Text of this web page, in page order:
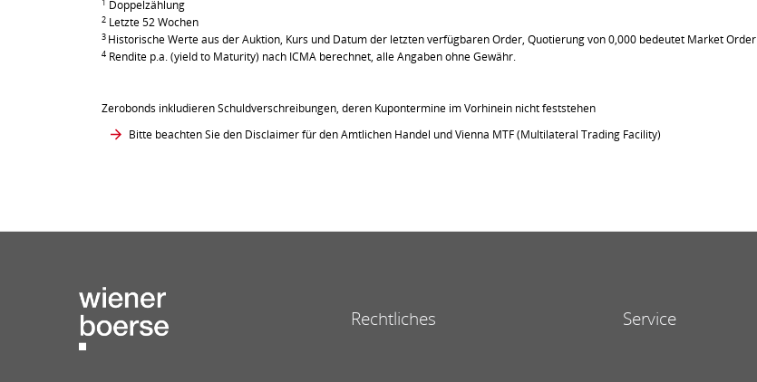
Doppelzählung
2 Letzte 52 Wochen
3 Historische Werte aus der Auktion, Kurs und Datum der letzten verfügbaren Order, Quotierung von 0,000 bedeutet Market Order
4 Rendite p.a. (yield to Maturity) nach ICMA berechnet, alle Angaben ohne Gewähr.
Zerobonds inkludieren Schuldverschreibungen, deren Kupontermine im Vorhinein nicht feststehen
Bitte beachten Sie den Disclaimer für den Amtlichen Handel und Vienna MTF (Multilateral Trading Facility)
Rechtliches Service